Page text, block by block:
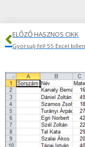
Előző
ELŐZŐ HASZNOS CIKK